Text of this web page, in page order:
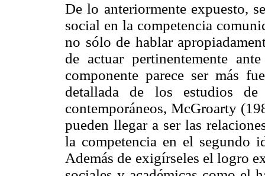
De lo anteriormente expuesto,
social en la competencia
no sólo de hablar
de actuar pertinentemente
componente parece ser más
detallada de los estudios
contemporáneos, McGroarty
pueden llegar a ser las
la competencia en el segundo
Además de exigírseles el logro